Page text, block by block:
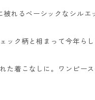
れるベーシックなシルエ
ク柄と相まって今年らし
た着こなしに。ワンピー